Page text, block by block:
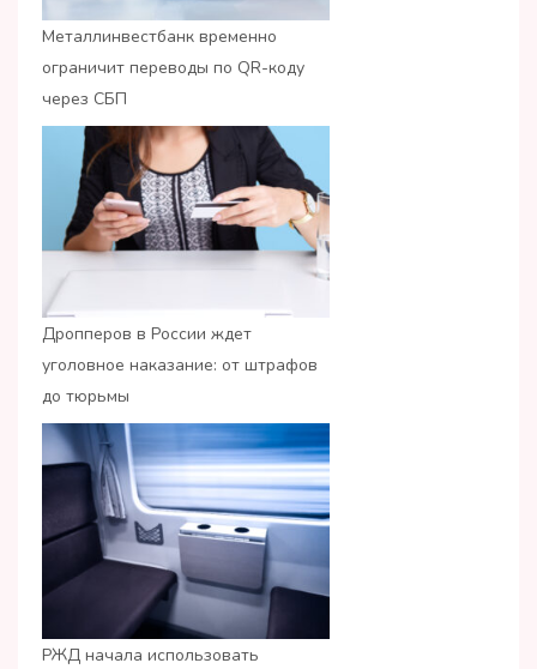
Металлинвестбанк временно
ограничит переводы по QR-коду
через СБП
Дропперов в России ждет
уголовное наказание: от штрафов
до тюрьмы
РЖД начала использовать